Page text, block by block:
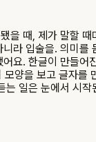
을 때, 제가 말할 때
라 입술을. 의미를
요. 한글이 만들어
모양을 보고 글자를
는 일은 눈에서 시작